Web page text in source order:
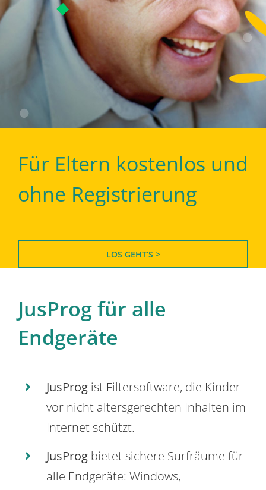
Für Eltern kostenlos und
ohne Registrierung
LOS GEHT’S >
JusProg für alle
Endgeräte
JusProg ist Filtersoftware, die Kinder
vor nicht altersgerechten Inhalten im
Internet schützt.
JusProg bietet sichere Surfräume für
alle Endgeräte: Windows,